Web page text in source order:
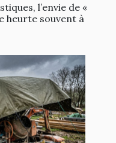
l’envie de «
heurte souvent à